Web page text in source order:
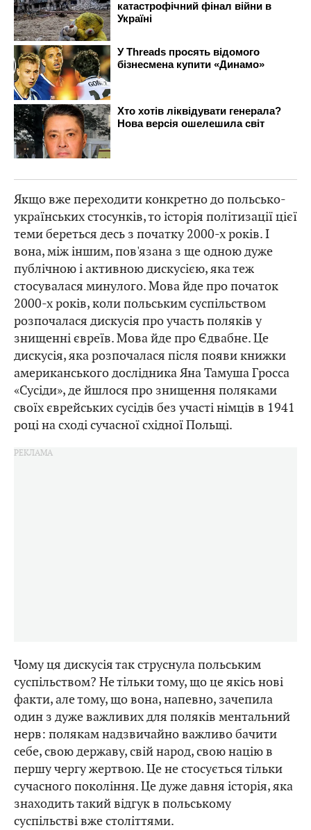
Якщо вже переходити конкретно до польсько-
українських стосунків, то історія політизації цієї
теми береться десь з початку 2000-х років. І
вона, між іншим, пов'язана з ще одною дуже
публічною і активною дискусією, яка теж
стосувалася минулого. Мова йде про початок
2000-х років, коли польським суспільством
розпочалася дискусія про участь поляків у
знищенні євреїв. Мова йде про Єдвабне. Це
дискусія, яка розпочалася після появи книжки
американського дослідника Яна Тамуша Гросса
«Сусіди», де йшлося про знищення поляками
своїх єврейських сусідів без участі німців в 1941
році на сході сучасної східної Польщі.
Чому ця дискусія так струснула польським
суспільством? Не тільки тому, що це якісь нові
факти, але тому, що вона, напевно, зачепила
один з дуже важливих для поляків ментальний
нерв: полякам надзвичайно важливо бачити
себе, свою державу, свій народ, свою націю в
першу чергу жертвою. Це не стосується тільки
сучасного покоління. Це дуже давня історія, яка
знаходить такий відгук в польському
суспільстві вже століттями.